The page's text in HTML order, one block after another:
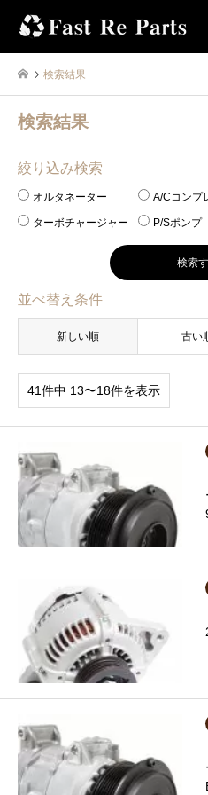
検索結果
検索結果
絞り込み検索
オルタネーター A/Cコンプ
ターボチャージャー P/Sポンプ
並べ替え条件
新しい順 古い
41件中 13〜18件を表示